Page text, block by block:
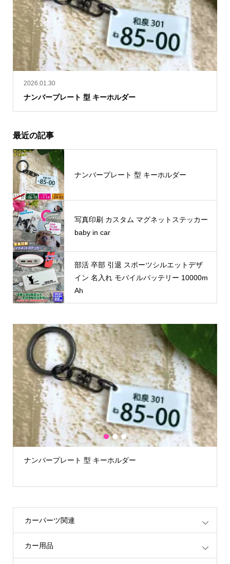
2026.01.30
ナンバープレート 型 キーホルダー
最近の記事
ナンバープレート 型 キーホルダー
写真印刷 カスタム マグネットステッカー
baby in car
部活 卒部 引退 スポーツシルエットデザ
イン 名入れ モバイルバッテリー 10000m
Ah
ナンバープレート 型 キーホルダー
1 2 3
カーパーツ関連
カー用品